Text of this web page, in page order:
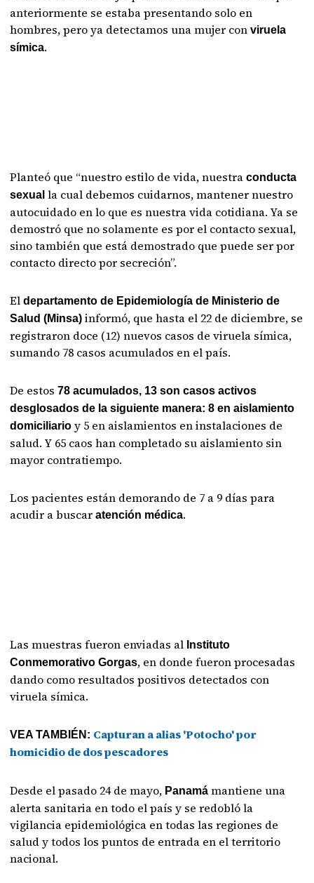
anteriormente se estaba presentando solo en
hombres, pero ya detectamos una mujer conviruela
símica.
Planteó que “nuestro estilo de vida, nuestra conducta
sexualla cual debemos cuidarnos, mantener nuestro
autocuidado en lo que es nuestra vida cotidiana. Ya se
demostró que no solamente es por el contacto sexual,
sino también que está demostrado que puede ser por
contacto directo por secreción”.
Eldepartamento de Epidemiología de Ministerio de
Salud (Minsa) informó, que hasta el 22 de diciembre, se
registraron doce (12) nuevos casos de viruela símica,
sumando 78 casos acumulados en el país.
De estos 78 acumulados, 13 son casos activos
desglosados de la siguiente manera: 8 en aislamiento
domiciliarioy 5 en aislamientos en instalaciones de
salud. Y 65 caos han completado su aislamiento sin
mayor contratiempo.
Los pacientes están demorando de 7 a 9 días para
acudir a buscar atención médica.
Las muestras fueron enviadas al Instituto
Conmemorativo Gorgas, en donde fueron procesadas
dando como resultados positivos detectados con
viruela símica.
VEA TAMBIÉN: Capturan a alias 'Potocho' por
homicidio de dos pescadores
Desde el pasado 24 de mayo, Panamámantiene una
alerta sanitaria en todo el país y se redobló la
vigilancia epidemiológica en todas las regiones de
salud y todos los puntos de entrada en el territorio
nacional.